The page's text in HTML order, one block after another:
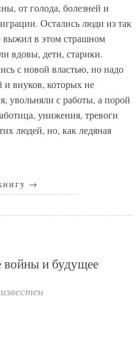
от голода, болезней и
Остались люди из так
выжил в этом страшном
вдовы, дети, старики.
с новой властью, но надо
и внуков, которых не
увольняли с работы, а порой
унижения, тревоги
людей, но, как ледяная
→
и будущее